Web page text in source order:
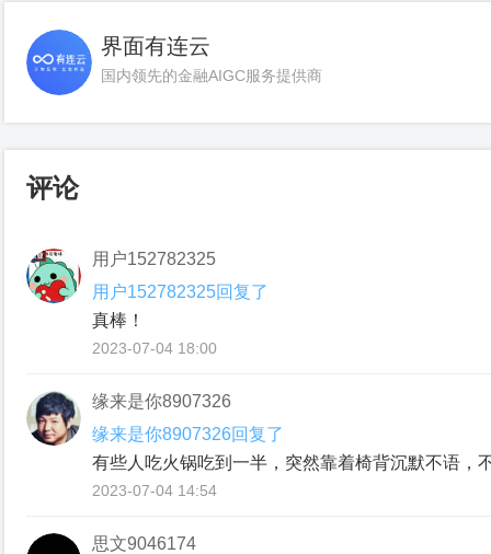
界面有连云
国内领先的金融AIGC服务提供商
评论
用户152782325
用户152782325回复了
真棒！
2023-07-04 18:00
缘来是你8907326
缘来是你8907326回复了
有些⼈吃⽕锅吃到⼀半，突然靠着椅背沉默不语，
2023-07-04 14:54
思文9046174